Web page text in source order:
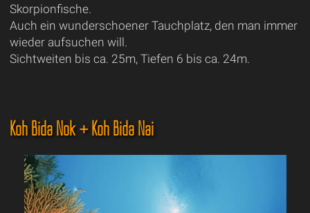
Skorpionfische.
Auch ein wunderschoener Tauchplatz, den man immer
wieder aufsuchen will.
Sichtweiten bis ca. 25m, Tiefen 6 bis ca. 24m.
Koh Bida Nok + Koh Bida Nai